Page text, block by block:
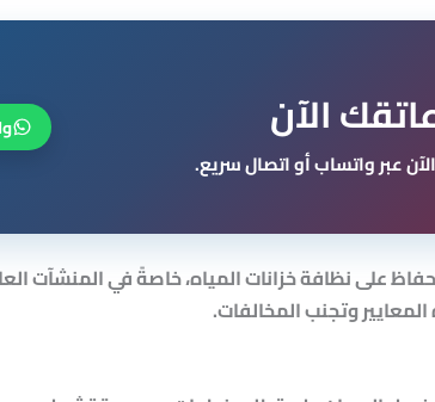
الآن
عبر واتساب أو اتصال سريع.
على نظافة خزانات المياه، خاصةً في المنشآت
وتجنب المخالفات.